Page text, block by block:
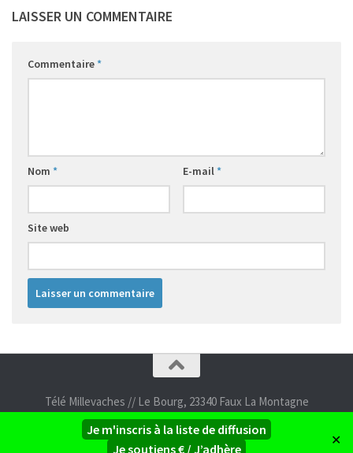
Je m'inscris à la liste de diffusion
Je soutiens € / J’adhère
✕
LAISSER UN COMMENTAIRE
Commentaire*
Nom * E-mail *
Site web
Télé Millevaches // Le Bourg, 23340 Faux La Montagne
05 55 67 94 04 // contact [à] telemillevaches [point] net